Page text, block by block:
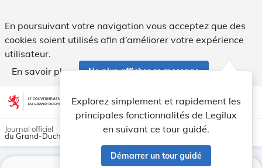
En poursuivant votre navigation vous acceptez que des
cookies soient utilisés afin d’améliorer votre expérience
utilisateur.
En savoir plus
Ne plus afficher ce message
Aller au contenu account_circle help Aide
Explorez simplement et rapidement les
principales fonctionnalités de Legilux
en suivant ce tour guidé.
Démarrer un tour guidé
light_mode dark_mode
Journal officiel
du Grand-Duché de Luxembourg